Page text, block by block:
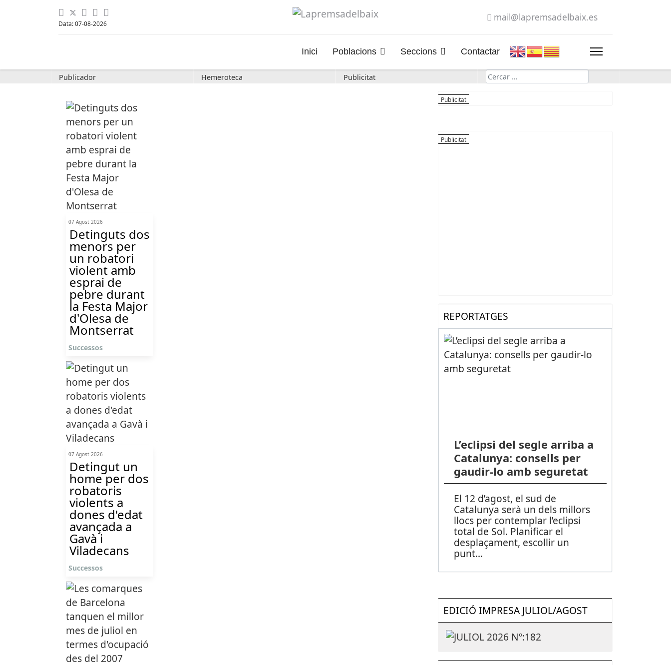
Data: 07-08-2026
mail@lapremsadelbaix.es
Inici Poblacions Seccions Contactar
Publicador Hemeroteca Publicitat Cerca
07 Agost 2026
Detinguts dos
menors per
un robatori
violent amb
esprai de
pebre durant
la Festa Major
d'Olesa de
Montserrat
Successos
07 Agost 2026
Detingut un
home per dos
robatoris
violents a
dones d'edat
avançada a
Gavà i
Viladecans
Successos
REPORTATGES
L’eclipsi del segle arriba a
Catalunya: consells per
gaudir-lo amb seguretat
El 12 d’agost, el sud de
Catalunya serà un dels millors
llocs per contemplar l’eclipsi
total de Sol. Planificar el
desplaçament, escollir un
punt...
EDICIÓ IMPRESA JULIOL/AGOST